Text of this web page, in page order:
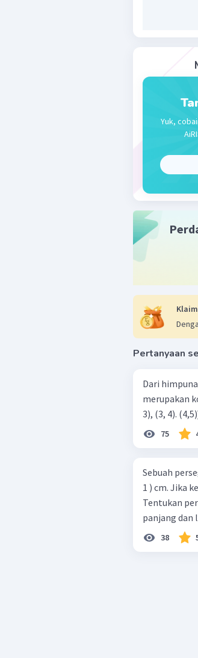
M(-
N(-
Yuk,
Pertanyaan
Dari
merupakan ko- respondensi satu-satu? a. {(1, 1), (2, 2), (3, 3), (4,4)}
75
Sebuah
1 ) cm. Jika
Tentukan
panjang dan
38